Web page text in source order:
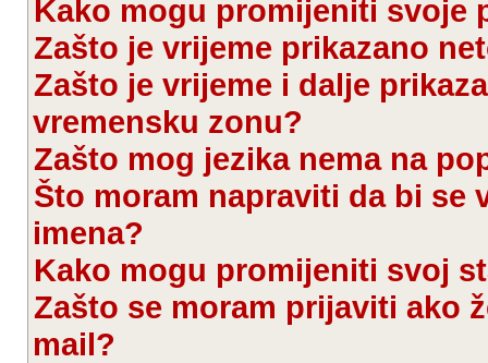
Kako mogu promijeniti svoje
Zašto je vrijeme prikazano
Zašto je vrijeme i dalje
vremensku zonu?
Zašto mog jezika nema na
Što moram napraviti da bi
imena?
Kako mogu promijeniti svoj
Zašto se moram prijaviti ako
mail?